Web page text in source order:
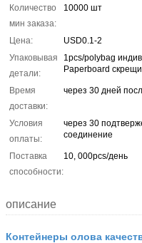
Количество
мин заказа:
10000 шт
Цена:
USD0.1-2
Упаковывая
детали:
1pcs/polybag
Paperboard
Время
доставки:
через 30 дней
Условия
оплаты:
через 30
соединение
Поставка
способности:
10, 000pcs/день
описание
Контейнеры олова